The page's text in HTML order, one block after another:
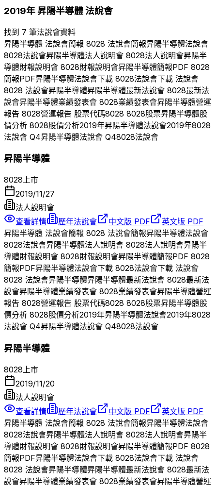
2019年昇陽半導體法說會
找到 7 筆法說會資料
昇陽半導體 法說會簡報 8028 法說會簡報昇陽半導體法說會
8028法說會昇陽半導體法人說明會 8028法人說明會昇陽半
導體財報說明會 8028財報說明會昇陽半導體簡報PDF 8028
簡報PDF昇陽半導體法說會下載 8028法說會下載 法說會
8028 法說會昇陽半導體昇陽半導體最新法說會 8028最新法
說會昇陽半導體業績發表會 8028業績發表會昇陽半導體營運
報告 8028營運報告 股票代碼8028 8028股票昇陽半導體股
價分析 8028股價分析2019年昇陽半導體法說會2019年8028
法說會 Q4昇陽半導體法說會 Q48028法說會
昇陽半導體
8028上市
2019/11/27
法人說明會
查看詳情
歷年法說會 中文版 PDF
英文版 PDF
昇陽半導體 法說會簡報 8028 法說會簡報昇陽半導體法說會
8028法說會昇陽半導體法人說明會 8028法人說明會昇陽半
導體財報說明會 8028財報說明會昇陽半導體簡報PDF 8028
簡報PDF昇陽半導體法說會下載 8028法說會下載 法說會
8028 法說會昇陽半導體昇陽半導體最新法說會 8028最新法
說會昇陽半導體業績發表會 8028業績發表會昇陽半導體營運
報告 8028營運報告 股票代碼8028 8028股票昇陽半導體股
價分析 8028股價分析2019年昇陽半導體法說會2019年8028
法說會 Q4昇陽半導體法說會 Q48028法說會
昇陽半導體
8028 上市
2019/11/20
法人說明會
查看詳情
歷年法說會 中文版 PDF
英文版 PDF
昇陽半導體 法說會簡報 8028 法說會簡報昇陽半導體法說會
8028法說會昇陽半導體法人說明會 8028法人說明會昇陽半
導體財報說明會 8028財報說明會昇陽半導體簡報PDF 8028
簡報PDF昇陽半導體法說會下載 8028法說會下載 法說會
8028 法說會昇陽半導體昇陽半導體最新法說會 8028最新法
說會昇陽半導體業績發表會 8028業績發表會昇陽半導體營運